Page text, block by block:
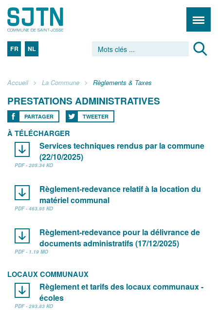
FR NL
Accueil La Commune Règlements & Taxes
PRESTATIONS ADMINISTRATIVES
PARTAGER TWEETER
À TÉLÉCHARGER
Services techniques rendus par la commune
(22/10/2025)
PDF - 205.34 KO
Règlement-redevance relatif à la location du
matériel communal
PDF - 463.95 KO
Règlement-redevance pour la délivrance de
documents administratifs (17/12/2025)
PDF - 1.19 MO
LOCAUX COMMUNAUX
Règlement et tarifs des locaux communaux -
écoles
PDF - 293.83 KO